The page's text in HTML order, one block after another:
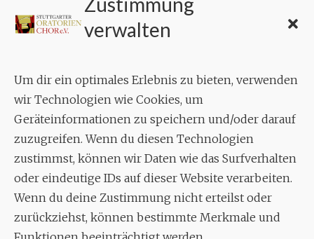
verwalten
Um dir ein optimales Erlebnis zu bieten, verwenden
wir Technologien wie Cookies, um
Geräteinformationen zu speichern und/oder darauf
zuzugreifen. Wenn du diesen Technologien
zustimmst, können wir Daten wie das Surfverhalten
oder eindeutige IDs auf dieser Website verarbeiten.
Wenn du deine Zustimmung nicht erteilst oder
zurückziehst, können bestimmte Merkmale und
KONTAKT
Geschäftsstelle:
Aixheimer Str. 18
70619 Stuttgart
MUSIK
Musikalischer Leiter:
Enrico Trummer
Tel.+49 (0)177 / 34 23 57 1